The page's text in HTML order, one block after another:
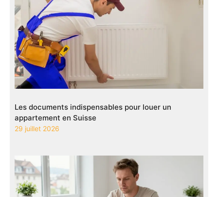
Les documents indispensables pour louer un
appartement en Suisse
29 juillet 2026